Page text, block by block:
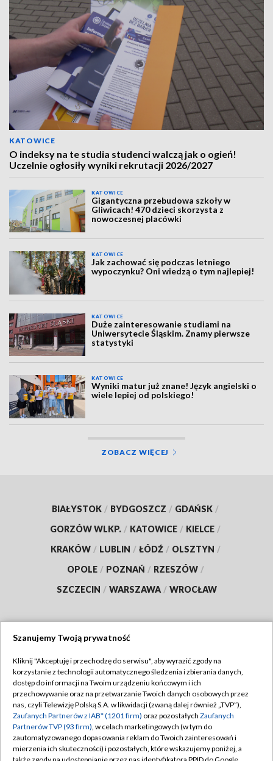
KATOWICE
O indeksy na te studia studenci walczą jak o ogień!
Uczelnie ogłosiły wyniki rekrutacji 2026/2027
KATOWICE
Gigantyczna przebudowa szkoły w
Gliwicach! 470 dzieci skorzysta z
nowoczesnej placówki
KATOWICE
Jak zachować się podczas letniego
wypoczynku? Oni wiedzą o tym najlepiej!
KATOWICE
Duże zainteresowanie studiami na
Uniwersytecie Śląskim. Znamy pierwsze
statystyki
KATOWICE
Wyniki matur już znane! Język angielski o
wiele lepiej od polskiego!
ZOBACZ WIĘCEJ
BIAŁYSTOK / BYDGOSZCZ / GDAŃSK /
GORZÓW WLKP. / KATOWICE / KIELCE /
KRAKÓW / LUBLIN / ŁÓDŹ / OLSZTYN /
OPOLE / POZNAŃ / RZESZÓW /
SZCZECIN / WARSZAWA / WROCŁAW
TVP
Abonament TVP
Emisja w TVP
Centrum informacji TVP
Naziemna Telewizja Cyfrowa
Regulamin TVP
Polityka prywatności
Moje zgody
Pomoc
Szanujemy Twoją prywatność
Kliknij "Akceptuję i przechodzę do serwisu", aby wyrazić zgody na
korzystanie z technologii automatycznego śledzenia i zbierania danych,
dostęp do informacji na Twoim urządzeniu końcowym i ich
przechowywanie oraz na przetwarzanie Twoich danych osobowych przez
nas, czyli Telewizję Polską S.A. w likwidacji (zwaną dalej również „TVP”),
Zaufanych Partnerów z IAB* (1201 firm) oraz pozostałych Zaufanych
Partnerów TVP (93 firm), w celach marketingowych (w tym do
zautomatyzowanego dopasowania reklam do Twoich zainteresowań i
mierzenia ich skuteczności) i pozostałych, które wskazujemy poniżej, a